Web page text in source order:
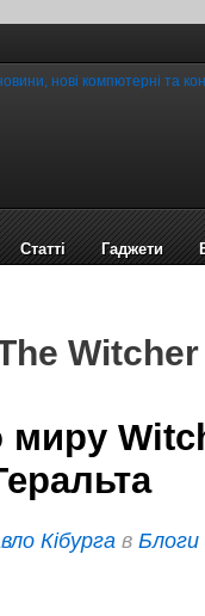
Статті Гаджети
Witcher
миру
Кібурга в Блоги